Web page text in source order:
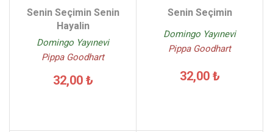
Senin Seçimin Senin
Hayalin
Domingo Yayınevi
Pippa Goodhart
32,00 ₺
Senin Seçimin
Domingo Yayınevi
Pippa Goodhart
32,00 ₺